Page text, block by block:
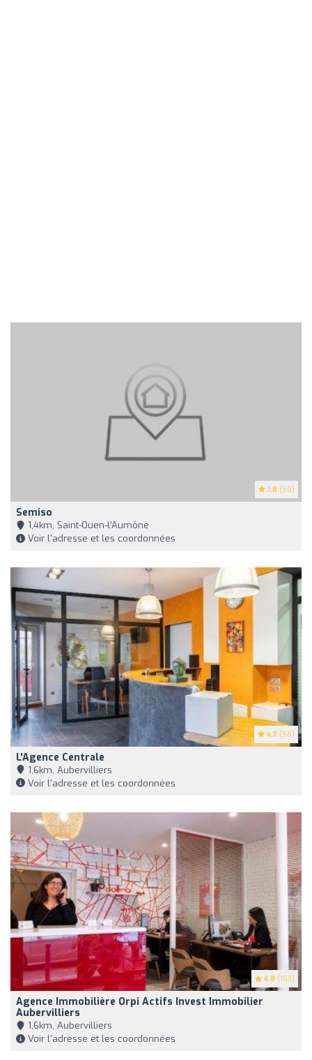
1.8 (50)
Semiso
1,4km, Saint-Ouen-l'Aumône
Voir l'adresse et les coordonnées
4.7 (56)
L'Agence Centrale
1,6km, Aubervilliers
Voir l'adresse et les coordonnées
4.8 (163)
Agence Immobilière Orpi Actifs Invest Immobilier
Aubervilliers
1,6km, Aubervilliers
Voir l'adresse et les coordonnées